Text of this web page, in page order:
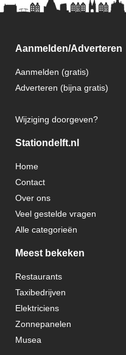
Aanmelden/Adverteren
Aanmelden (gratis)
Adverteren (bijna gratis)
Wijziging doorgeven?
Stationdelft.nl
Home
Contact
Over ons
Veel gestelde vragen
Alle categorieën
Meest bekeken
Restaurants
Taxibedrijven
Elektriciens
Zonnepanelen
Musea